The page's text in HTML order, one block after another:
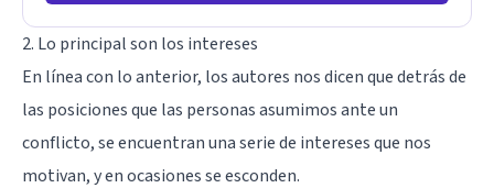
2. Lo principal son los intereses
En línea con lo anterior, los autores nos dicen que detrás de
las posiciones que las personas asumimos ante un
conflicto, se encuentran una serie de intereses que nos
motivan, y en ocasiones se esconden.